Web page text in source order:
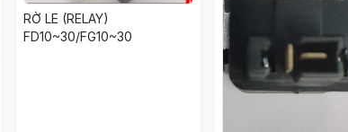
RỜ LE (RELAY)
FD10~30/FG10~30